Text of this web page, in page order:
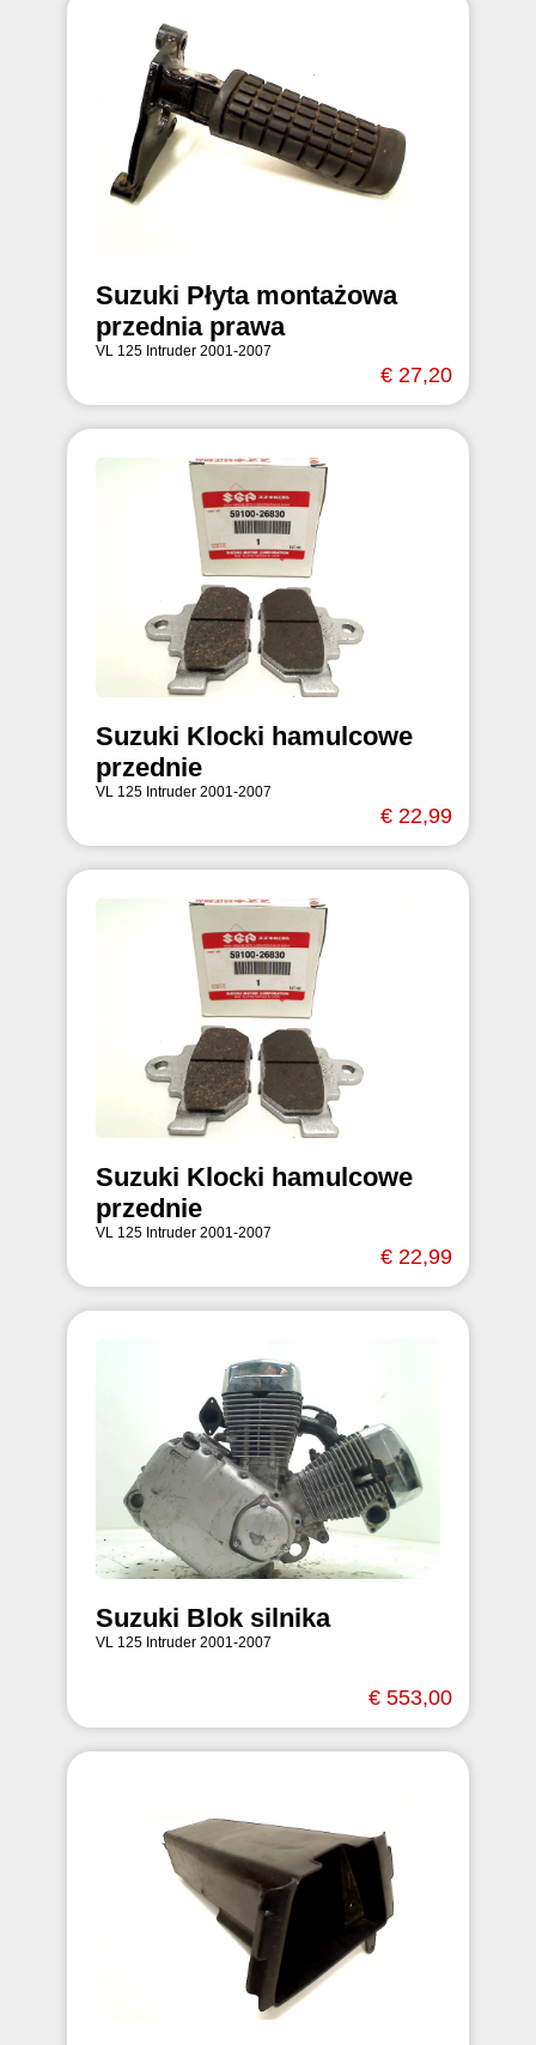
Suzuki Płyta montażowa
przednia prawa
VL 125 Intruder 2001-2007
€ 27,20
Suzuki Klocki hamulcowe
przednie
VL 125 Intruder 2001-2007
€ 22,99
Suzuki Klocki hamulcowe
przednie
VL 125 Intruder 2001-2007
€ 22,99
Suzuki Blok silnika
VL 125 Intruder 2001-2007
€ 553,00